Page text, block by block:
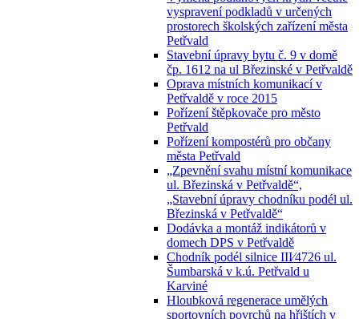
vyspravení podkladů v určených
prostorech školských zařízení města
Petřvald
Stavební úpravy bytu č. 9 v domě
čp. 1612 na ul Březinské v Petřvaldě
Oprava místních komunikací v
Petřvaldě v roce 2015
Pořízení štěpkovače pro město
Petřvald
Pořízení kompostérů pro občany
města Petřvald
„Zpevnění svahu místní komunikace
ul. Březinská v Petřvaldě“,
„Stavební úpravy chodníku podél ul.
Březinská v Petřvaldě“
Dodávka a montáž indikátorů v
domech DPS v Petřvaldě
Chodník podél silnice III⁄4726 ul.
Šumbarská v k.ú. Petřvald u
Karviné
Hloubková regenerace umělých
sportovních povrchů na hřištích v